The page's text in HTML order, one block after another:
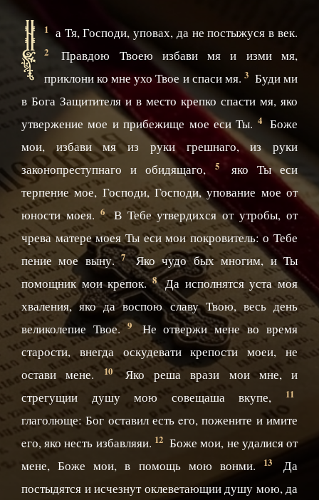
1
Н а Тя, Господи, уповах, да не постыжуся в век.
2
Правдою Твоею избави мя и изми мя,
приклони ко мне ухо Твое и спаси мя. 3 Буди ми
в Бога Защитителя и в место крепко спасти мя, яко
утвержение мое и прибежище мое еси Ты. 4
Боже
мои, избави мя из руки грешнаго, из руки
законопреступнаго и обидящаго, 5 яко Ты еси
терпение мое, Господи, Господи, упование мое от
юности моея. 6 В Тебе утвердихся от утробы, от
чрева матере моея Ты еси мои покровитель: о Тебе
пение мое выну.7 Яко чудо бых многим, и Ты
помощник мои крепок.8 Да исполнятся уста моя
хваления, яко да воспою славу Твою, весь день
великолепие Твое.9 Не отвержи мене во время
старости, внегда оскудевати крепости моеи, не
остави мене. 10 Яко реша врази мои мне, и
стрегущии душу мою совещаша вкупе,
11
глаголюще: Бог оставил есть eго, пожените и имите
eго, яко несть избавляяи. 12 Боже мои, не удалися от
мене, Боже мои, в помощь мою вонми.
13
Да
постыдятся и исчезнут оклеветающии душу мою, да